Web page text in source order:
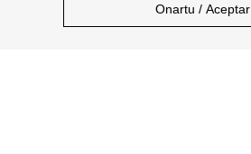
Onartu / Aceptar